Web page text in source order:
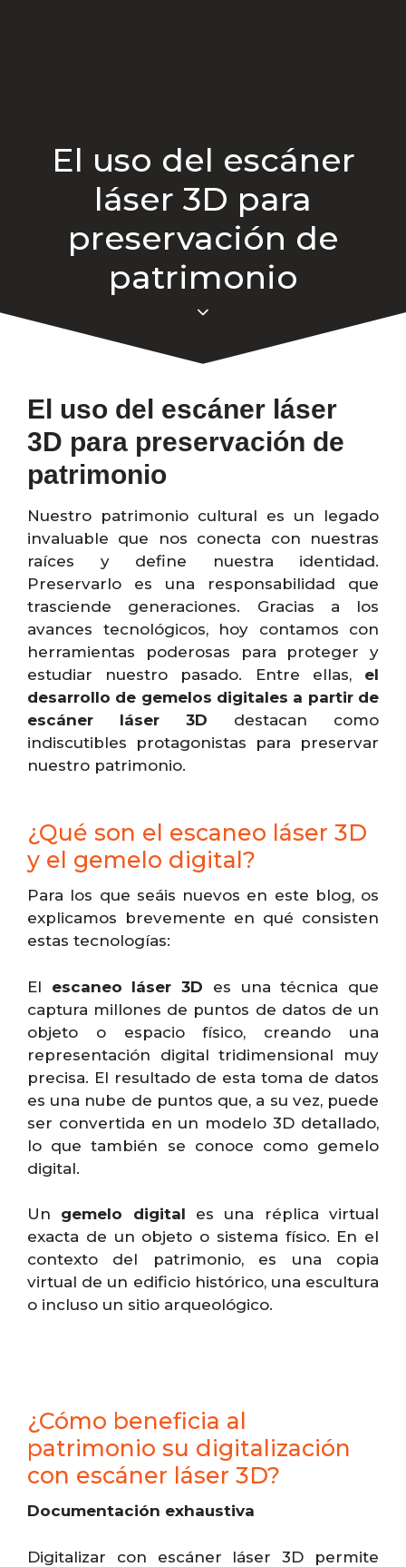
El uso del escáner
láser 3D para
preservación de
patrimonio
El uso del escáner láser
3D para preservación de
patrimonio
Nuestro patrimonio cultural es un legado
invaluable que nos conecta con nuestras
raíces y define nuestra identidad.
Preservarlo es una responsabilidad que
trasciende generaciones. Gracias a los
avances tecnológicos, hoy contamos con
herramientas poderosas para proteger y
estudiar nuestro pasado. Entre ellas, el
desarrollo de gemelos digitales a partir de
escáner láser 3D destacan como
indiscutibles protagonistas para preservar
nuestro patrimonio.
¿Qué son el escaneo láser 3D
y el gemelo digital?
Para los que seáis nuevos en este blog, os
explicamos brevemente en qué consisten
estas tecnologías:
El escaneo láser 3D es una técnica que
captura millones de puntos de datos de un
objeto o espacio físico, creando una
representación digital tridimensional muy
precisa. El resultado de esta toma de datos
es una nube de puntos que, a su vez, puede
ser convertida en un modelo 3D detallado,
lo que también se conoce como gemelo
digital.
Un gemelo digital es una réplica virtual
exacta de un objeto o sistema físico. En el
contexto del patrimonio, es una copia
virtual de un edificio histórico, una escultura
o incluso un sitio arqueológico.
¿Cómo beneficia al
patrimonio su digitalización
con escáner láser 3D?
Documentación exhaustiva
Digitalizar con escáner láser 3D permite